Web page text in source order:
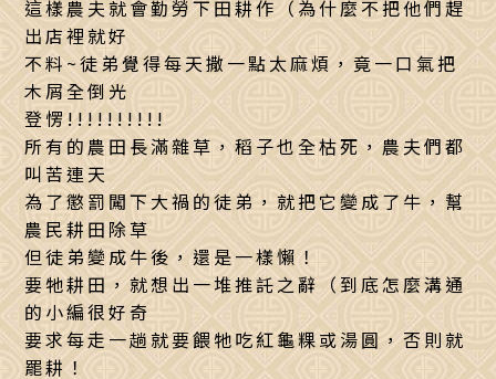
這樣農夫就會勤勞下田耕作（為什麼不把他們趕
出店裡就好
不料~徒弟覺得每天撒一點太麻煩，竟一口氣把
木屑全倒光
登愣!!!!!!!!!!
所有的農田長滿雜草，稻子也全枯死，農夫們都
叫苦連天
為了懲罰闖下大禍的徒弟，就把它變成了牛，幫
農民耕田除草
但徒弟變成牛後，還是一樣懶！
要牠耕田，就想出一堆推託之辭（到底怎麼溝通
的小編很好奇
要求每走一趟就要餵牠吃紅龜粿或湯圓，否則就
罷耕！